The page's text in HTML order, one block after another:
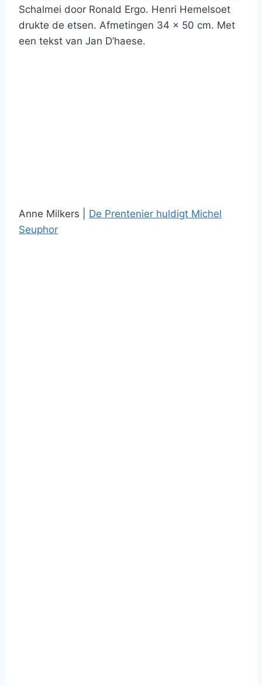
Schalmei door Ronald Ergo. Henri Hemelsoet
drukte de etsen. Afmetingen 34 x 50 cm. Met
een tekst van Jan D’haese.
Anne Milkers | De Prentenier huldigt Michel
Seuphor